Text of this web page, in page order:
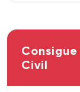
Civil